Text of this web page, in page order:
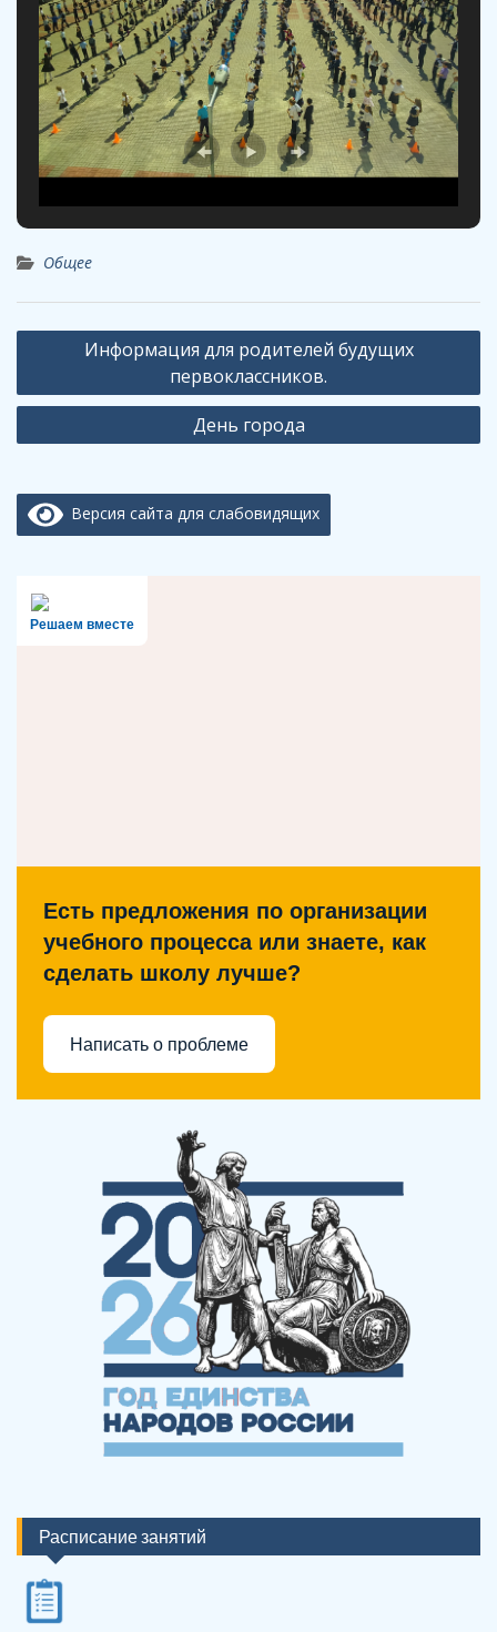
Общее
Навигация
записям
Информация для родителей будущих
первоклассников.
День города
Версия сайта для слабовидящих
Решаем вместе
Есть предложения по организации
учебного процесса или знаете, как
сделать школу лучше?
Написать о проблеме
Расписание занятий